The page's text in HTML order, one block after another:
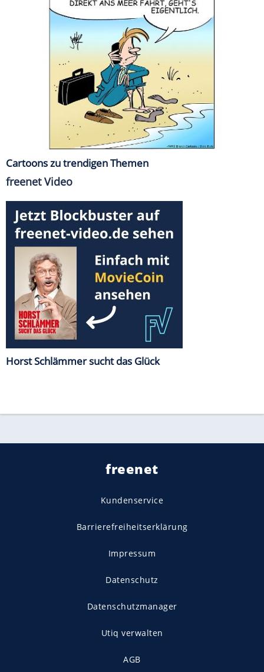
Cartoons zu trendigen Themen
freenet Video
Horst Schlämmer sucht das Glück
freenet
Kundenservice
Barrierefreiheitserklärung
Impressum
Datenschutz
Datenschutzmanager
Utiq verwalten
AGB